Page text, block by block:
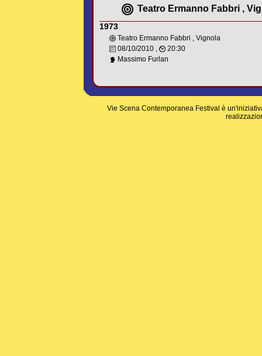
Teatro Ermanno Fabbri ,
1973
Teatro Ermanno Fabbri , Vignola
08/10/2010 ,
20:30
Massimo Furlan
Vie Scena Contemporanea Festival è